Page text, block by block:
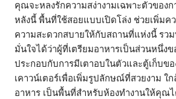
คุณจะหลงรักความสง่างามเฉพาะตัวของ
หลังนี้ พื้นที่ใช้สอยแบบเปิดโล่ง ช่วยเพิ่มค
ความสะดวกสบายให้กับสถานที่แห่งนี้ รว
มั่นใจได้ว่าผู้ที่เตรียมอาหารเป็นส่วนหนึ่ง
ประกอบกับการมีเตาอบในตัวและตู้เก็บขอ
เคาวน์เตอร์เพื่อเพิ่มรูปลักษณ์ที่สวยงาม ใ
อาหาร เป็นพื้นที่สำหรับห้องทำงานให้คุณ